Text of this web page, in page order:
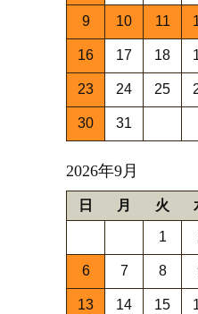
9 10 11
16 17 18
23 24 25
30 31
2026年9月
日 月 火
1
6 7 8
13 14 15